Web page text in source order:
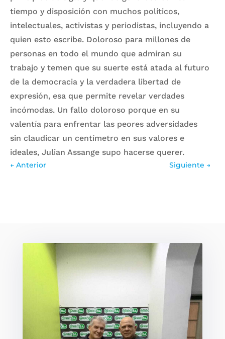
tiempo y disposición con muchos políticos,
intelectuales, activistas y periodistas, incluyendo a
quien esto escribe. Doloroso para millones de
personas en todo el mundo que admiran su
trabajo y temen que su suerte está atada al futuro
de la democracia y la verdadera libertad de
expresión, esa que permite revelar verdades
incómodas. Un fallo doloroso porque en su
valentía para enfrentar las peores adversidades
sin claudicar un centímetro en sus valores e
ideales, Julian Assange supo hacerse querer.
← Anterior Siguiente →